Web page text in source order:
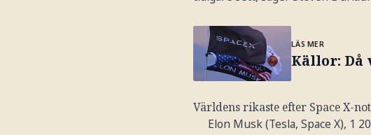
LÄS MER
Källor: Då
Världens rikaste efter Space X-
Elon Musk (Tesla, Space X), 1